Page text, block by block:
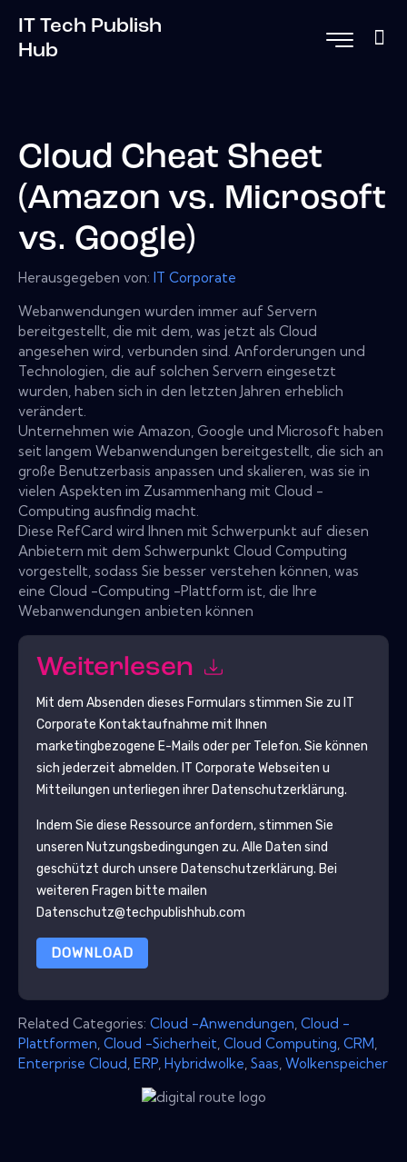
IT Tech Publish
Hub
Cloud Cheat Sheet
(Amazon vs. Microsoft
vs. Google)
Herausgegeben von: IT Corporate
Webanwendungen wurden immer auf Servern
bereitgestellt, die mit dem, was jetzt als Cloud
angesehen wird, verbunden sind. Anforderungen und
Technologien, die auf solchen Servern eingesetzt
wurden, haben sich in den letzten Jahren erheblich
verändert.
Unternehmen wie Amazon, Google und Microsoft haben
seit langem Webanwendungen bereitgestellt, die sich an
große Benutzerbasis anpassen und skalieren, was sie in
vielen Aspekten im Zusammenhang mit Cloud -
Computing ausfindig macht.
Diese RefCard wird Ihnen mit Schwerpunkt auf diesen
Anbietern mit dem Schwerpunkt Cloud Computing
vorgestellt, sodass Sie besser verstehen können, was
eine Cloud -Computing -Plattform ist, die Ihre
Webanwendungen anbieten können
Weiterlesen
Mit dem Absenden dieses Formulars stimmen Sie zu IT
Corporate Kontaktaufnahme mit Ihnen
marketingbezogene E-Mails oder per Telefon. Sie können
sich jederzeit abmelden. IT Corporate Webseiten u
Mitteilungen unterliegen ihrer Datenschutzerklärung.
Indem Sie diese Ressource anfordern, stimmen Sie
unseren Nutzungsbedingungen zu. Alle Daten sind
geschützt durch unsere Datenschutzerklärung. Bei
weiteren Fragen bitte mailen
Datenschutz@techpublishhub.com
DOWNLOAD
Related Categories: Cloud -Anwendungen Cloud -
Plattformen Cloud -Sicherheit Cloud Computing CRM
Enterprise Cloud ERP Hybridwolke Saas Wolkenspeicher